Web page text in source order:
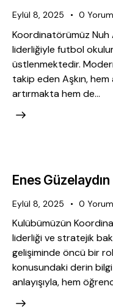
Eylül 8, 2025 0
Koordinatörümüz Nuh
liderliğiyle futbol
üstlenmektedir.
takip eden Aşkın,
artırmakta hem de…
Enes Güzelaydın
Eylül 8, 2025 0
Kulübümüzün
liderliği ve stratejik
gelişiminde öncü bir
konusundaki derin
anlayışıyla, hem